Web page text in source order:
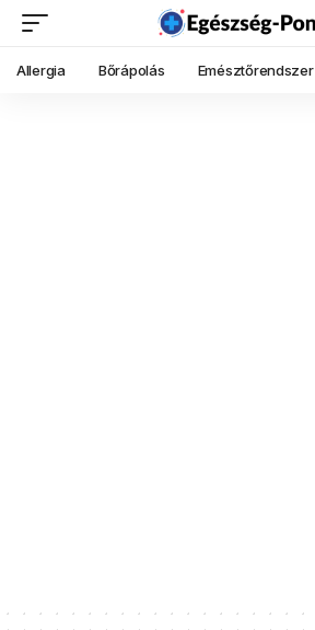
Allergia Bőrápolás Emésztőrendszer